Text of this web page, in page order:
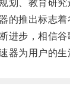
、教育研究
推出标志着
步，相信谷
为用户的生